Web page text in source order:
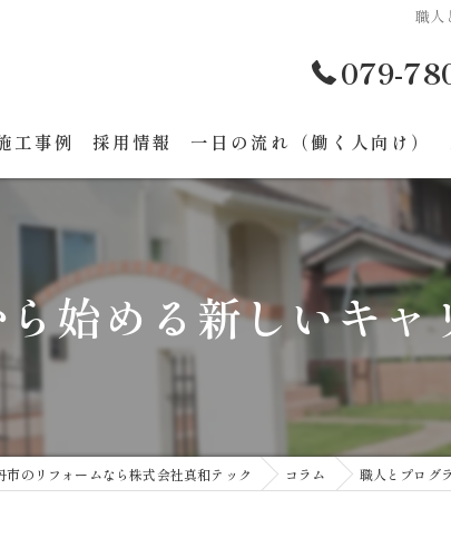
職人
079-
工事例 採用情報 一日の流れ（働く人向け）
始める新しいキャ
市のリフォームなら株式会社真和テック コラム 職人とプログ